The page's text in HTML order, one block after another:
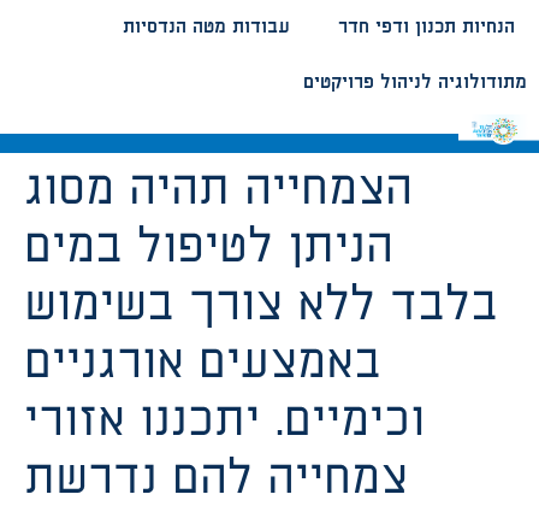
עבודות מטה הנדסיות הנחיות תכנון ודפי חדר
מתודולוגיה לניהול פרויקטים
הצמחייה תהיה מסוג
הניתן לטיפול במים
בלבד ללא צורך בשימוש
באמצעים אורגניים
וכימיים. יתכננו אזורי
צמחייה להם נדרשת